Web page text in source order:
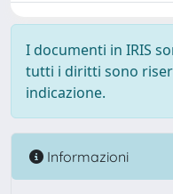
I documenti in IRIS
tutti i diritti sono
indicazione.
Informazioni